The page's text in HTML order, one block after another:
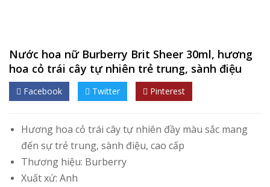
Nước hoa nữ Burberry Brit Sheer 30ml, hương
hoa cỏ trái cây tự nhiên trẻ trung, sành điệu
Facebook Twitter Pinterest
Hương hoa cỏ trái cây tự nhiên đầy màu sắc mang
đến sự trẻ trung, sành điệu, cao cấp
Thương hiệu: Burberry
Xuất xứ: Anh